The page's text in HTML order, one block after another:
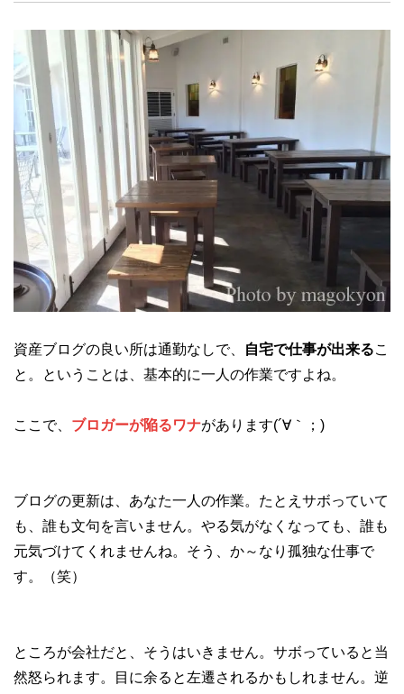
資産ブログの良い所は通勤なしで、 自宅で仕事が出来るこ
と。ということは、基本的に一人の作業ですよね。
ここで、 ブロガーが陥るワナがあります(´∀｀；)
ブログの更新は、あなた一人の作業。たとえサボっていて
も、誰も文句を言いません。やる気がなくなっても、誰も
元気づけてくれませんね。そう、か～なり孤独な仕事で
す。（笑）
ところが会社だと、そうはいきません。サボっていると当
然怒られます。目に余ると左遷されるかもしれません。逆